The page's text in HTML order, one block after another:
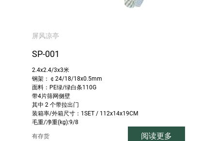
屏风凉亭
SP-001
2.4x2.4/3x3米
钢架：￠24/18/18x0.5mm
面料：PE绿/绿白条110G
带4片筛网侧壁
其中 2 个带拉出门
装箱率/外箱尺寸：1SET / 112x14x19CM
毛重/净重(kg):9/8
有存货 阅读更多